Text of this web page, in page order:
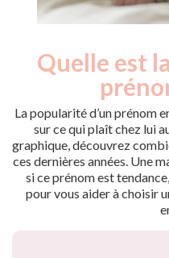
Quelle est
La popularité d’un prénom
sur ce qui plaît chez lui
graphique, découvrez
ces dernières années. Une
si ce prénom est
pour vous aider à choisir
Année
Nouveaux-
nés
1903
3
1914
3
1915
4
1921
5
1924
3
1925
7